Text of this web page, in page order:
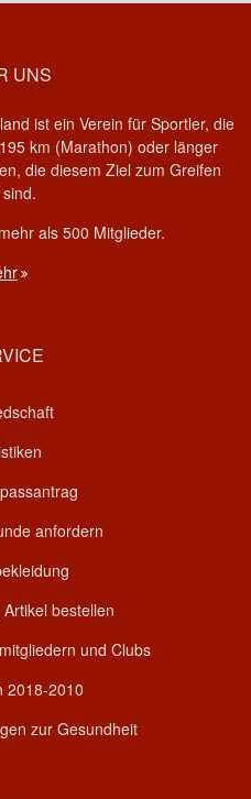
UNS
ist ein Verein für Sportler, die
km (Marathon) oder länger
die diesem Ziel zum Greifen
als 500 Mitglieder.
anfordern
bestellen
und Clubs
2018-2010
zur Gesundheit